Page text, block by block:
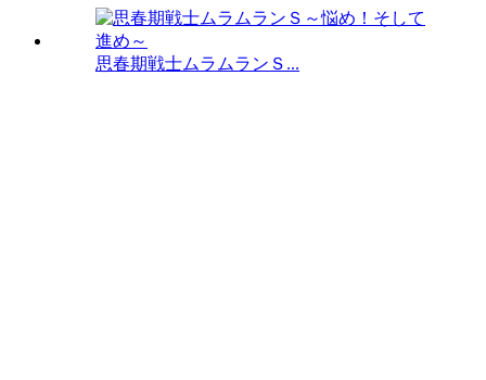
思春期戦士ムラムランＳ...